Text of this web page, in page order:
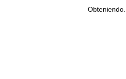
Obteniendo...